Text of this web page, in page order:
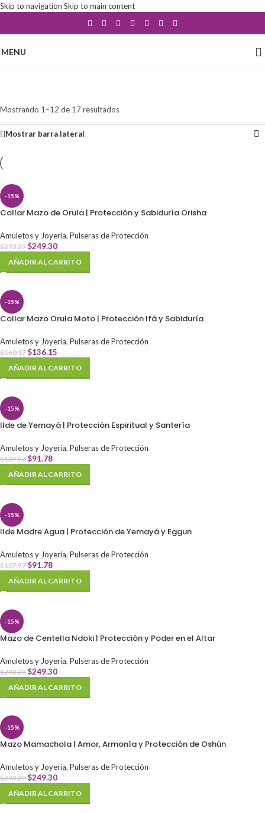
Skip to navigation Skip to main content
MENU
Mostrando 1–12 de 17 resultados
Mostrar barra lateral
-15%
Collar Mazo de Orula | Protección y Sabiduría Orisha
Amuletos y Joyería, Pulseras de Protección
$293.29 $249.30
AÑADIR AL CARRITO
-15%
Collar Mazo Orula Moto | Protección Ifá y Sabiduría
Amuletos y Joyería, Pulseras de Protección
$160.17 $136.15
AÑADIR AL CARRITO
-15%
Ilde de Yemayá | Protección Espiritual y Santería
Amuletos y Joyería, Pulseras de Protección
$107.97 $91.78
AÑADIR AL CARRITO
-15%
Ilde Madre Agua | Protección de Yemayá y Eggun
Amuletos y Joyería, Pulseras de Protección
$107.97 $91.78
AÑADIR AL CARRITO
-15%
Mazo de Centella Ndoki | Protección y Poder en el Altar
Amuletos y Joyería, Pulseras de Protección
$293.29 $249.30
AÑADIR AL CARRITO
-15%
Mazo Mamachola | Amor, Armonía y Protección de Oshún
Amuletos y Joyería, Pulseras de Protección
$293.29 $249.30
AÑADIR AL CARRITO